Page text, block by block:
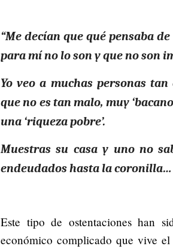
“Me decían que qué pensaba
para mí no lo son y que no son
Yo veo a muchas personas
que no es tan malo, muy
una ‘riqueza pobre’.
Muestras su casa y uno no
endeudados hasta la coronilla…
Este tipo de ostentaciones han
económico complicado que vive